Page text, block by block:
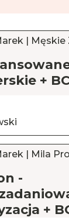
| Męskie
+
| Mila
-
+